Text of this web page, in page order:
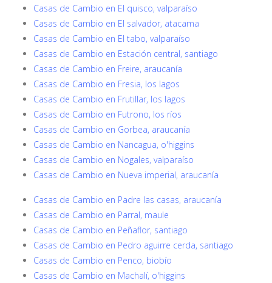
Casas de Cambio en El quisco, valparaíso
Casas de Cambio en El salvador, atacama
Casas de Cambio en El tabo, valparaíso
Casas de Cambio en Estación central, santiago
Casas de Cambio en Freire, araucanía
Casas de Cambio en Fresia, los lagos
Casas de Cambio en Frutillar, los lagos
Casas de Cambio en Futrono, los ríos
Casas de Cambio en Gorbea, araucanía
Casas de Cambio en Nancagua, o'higgins
Casas de Cambio en Nogales, valparaíso
Casas de Cambio en Nueva imperial, araucanía
Casas de Cambio en Padre las casas, araucanía
Casas de Cambio en Parral, maule
Casas de Cambio en Peñaflor, santiago
Casas de Cambio en Pedro aguirre cerda, santiago
Casas de Cambio en Penco, biobío
Casas de Cambio en Machalí, o'higgins